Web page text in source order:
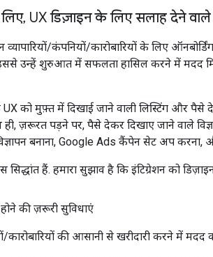
, UX डिज़ाइन के लिए सलाह देने वाले
कंपनियों/कारोबारियों के लिए
उन्हें शुरुआत में सफलता हासिल करने में मदद
को मुफ़्त में दिखाई जाने वाली लिस्टिंग और पैसे
ज़रूरत पड़ने पर, पैसे देकर दिखाए जाने वाले
बनाना, Google Ads कैंपेन सेट अप करना,
हैं. हमारा सुझाव है कि इंटिग्रेशन को
की ज़रूरी सुविधाएं
कारोबारियों की आसानी से खरीदारी करने में